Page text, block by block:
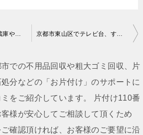
京都市右京区にて、冷蔵庫やタンスなどの回収 林様の声 京都市東山区でテレビ台、すのこ、テーブルの回収のご依頼 お客様の声
での不用品回収や粗大ゴミ回収、片
分などの「お片付け」のサポートに
をご紹介しています。 片付け110番
様が安心してご相談して頂くため
確認頂ければ、お客様のご要望に沿